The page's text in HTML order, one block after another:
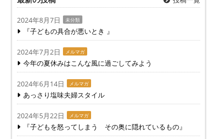
2024年8月7日 未分類
『子どもの具合が悪いとき 』
2024年7月2日 メルマガ
今年の夏休みはこんな風に過ごしてみよう
2024年6月14日 メルマガ
あっさり塩味夫婦スタイル
2024年5月22日 メルマガ
『子どもを怒ってしまう その奥に隠れているもの』